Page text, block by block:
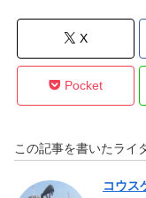
X
Pocket
この記事を書いたライ
コウス